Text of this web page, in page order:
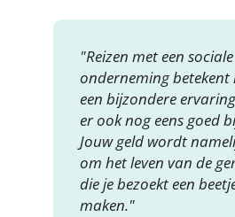
"Reizen met een sociale
onderneming betekent
een bijzondere
er ook nog eens goed
Jouw geld wordt
om het leven van de
die je bezoekt een
maken."